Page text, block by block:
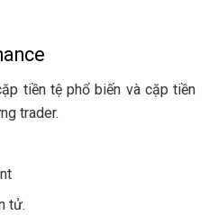
tiền tệ phổ biến và cặp tiền
trader.
tử.